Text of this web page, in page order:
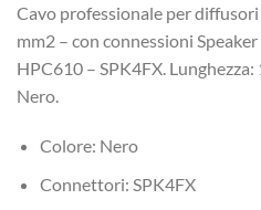
Cavo professionale per diffusori
mm2 – con connessioni
HPC610 – SPK4FX.
Nero.
Colore: Nero
Connettori: SPK4FX